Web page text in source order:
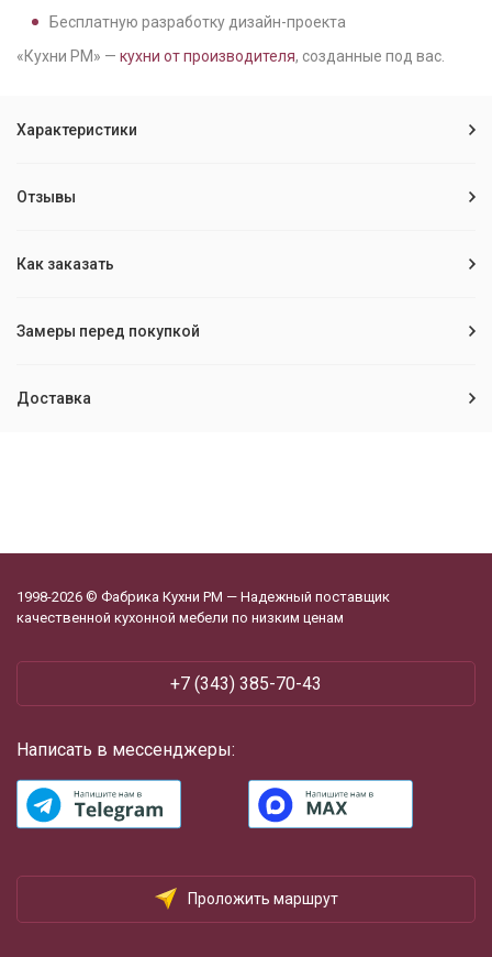
Бесплатную разработку дизайн-проекта
«Кухни РМ» — кухни от производителя, созданные под вас.
Характеристики
Отзывы
Как заказать
Замеры перед покупкой
Доставка
1998-2026 © Фабрика Кухни РМ — Надежный поставщик
качественной кухонной мебели по низким ценам
+7 (343) 385-70-43
Написать в мессенджеры:
Проложить маршрут